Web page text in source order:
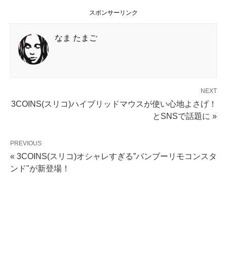
スポンサーリンク
なま たまご
NEXT
3COINS(スリコ)ハイブリッドマウスが使い心地よさげ！
とSNSで話題に »
PREVIOUS
« 3COINS(スリコ)オシャレすぎる”バンブーリモコンスタ
ンド"が新登場！